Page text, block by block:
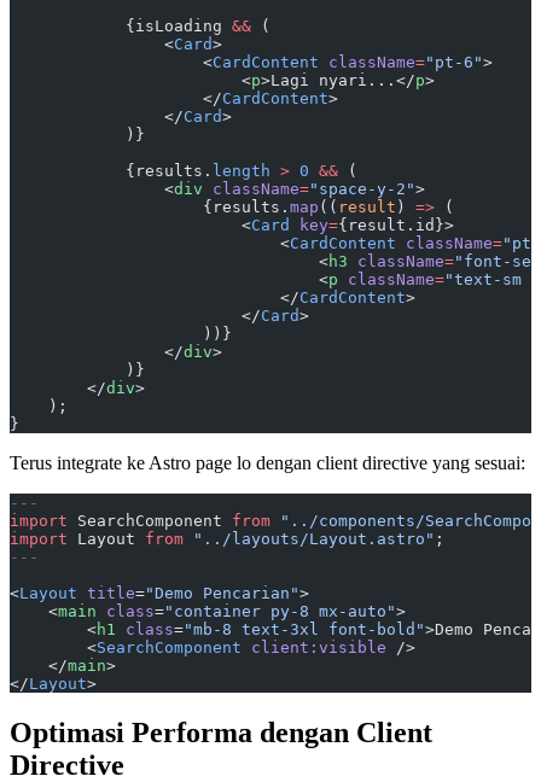
            {isLoading
&& (
                <
Card>
                    <
CardContent className="pt-6">
                        <
p>Lagi nyari...</p>
                    </
CardContent>
                </
Card>
            )}
            {results.
length > 0 && (
                <
div className="space-y-2">
                    {results.
map (( result ) => (
                        <
Card key={result.id}>
                            <
CardContent className=
                                <
h3 className="font-
                                <
p className="text-sm
                            </
CardContent>
                        </
Card>
                    ))}
                </
div>
            )}
        </
div>
    );
}
Terus integrate ke Astro page lo dengan client directive yang sesuai:
---
import SearchComponent from "../components/
import Layout from "../layouts/Layout.astro" ;
---
<Layout title="Demo Pencarian">
    <
main class="container py-8 mx-auto">
        <
h1 class="mb-8 text-3xl font-bold">Demo
        <
SearchComponent client:visible />
    </
main>
</Layout>
Optimasi Performa dengan Client
Directive